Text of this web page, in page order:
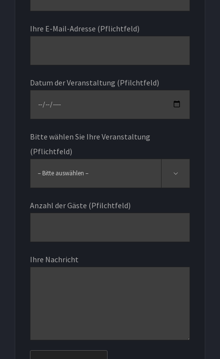
Ihre E-Mail-Adresse (Pflichtfeld)
Datum der Veranstaltung (Pfilchtfeld)
Bitte wählen Sie Ihre Veranstaltung
(Pflichtfeld)

Anzahl der Gäste (Pfilchtfeld)
Ihre Nachricht